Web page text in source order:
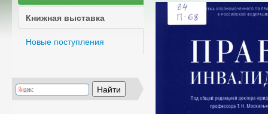
Книжная выставка
Новые поступления